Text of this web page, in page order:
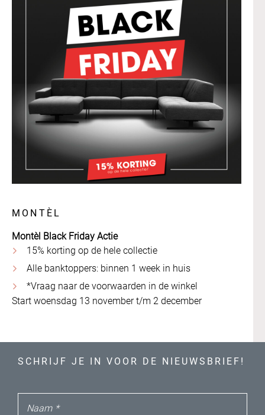
MONTÈL
Montèl Black Friday Actie
15% korting op de hele collectie
Alle banktoppers: binnen 1 week in huis
*Vraag naar de voorwaarden in de winkel
Start woensdag 13 november t/m 2 december
SCHRIJF JE IN VOOR DE NIEUWSBRIEF!
Naam *